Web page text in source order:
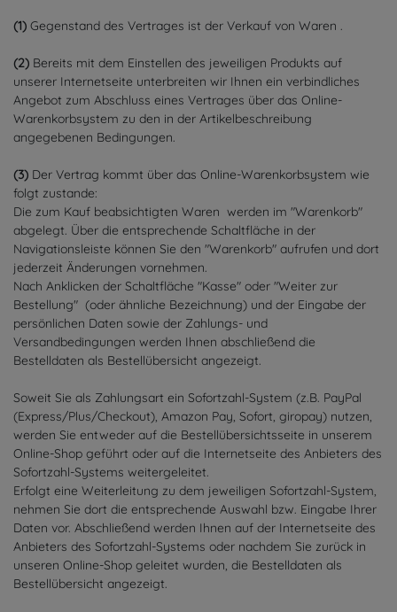
(1) Gegenstand des Vertrages ist der Verkauf von Waren .
(2) Bereits mit dem Einstellen des jeweiligen Produkts auf
unserer Internetseite unterbreiten wir Ihnen ein verbindliches
Angebot zum Abschluss eines Vertrages über das Online-
Warenkorbsystem zu den in der Artikelbeschreibung
angegebenen Bedingungen.
(3) Der Vertrag kommt über das Online-Warenkorbsystem wie
folgt zustande:
Die zum Kauf beabsichtigten Waren werden im "Warenkorb"
abgelegt. Über die entsprechende Schaltfläche in der
Navigationsleiste können Sie den "Warenkorb" aufrufen und dort
jederzeit Änderungen vornehmen.
Nach Anklicken der Schaltfläche "Kasse" oder "Weiter zur
Bestellung" (oder ähnliche Bezeichnung) und der Eingabe der
persönlichen Daten sowie der Zahlungs- und
Versandbedingungen werden Ihnen abschließend die
Bestelldaten als Bestellübersicht angezeigt.
Soweit Sie als Zahlungsart ein Sofortzahl-System (z.B. PayPal
(Express/Plus/Checkout), Amazon Pay, Sofort, giropay) nutzen,
werden Sie entweder auf die Bestellübersichtsseite in unserem
Online-Shop geführt oder auf die Internetseite des Anbieters des
Sofortzahl-Systems weitergeleitet.
Erfolgt eine Weiterleitung zu dem jeweiligen Sofortzahl-System,
nehmen Sie dort die entsprechende Auswahl bzw. Eingabe Ihrer
Daten vor. Abschließend werden Ihnen auf der Internetseite des
Anbieters des Sofortzahl-Systems oder nachdem Sie zurück in
unseren Online-Shop geleitet wurden, die Bestelldaten als
Bestellübersicht angezeigt.